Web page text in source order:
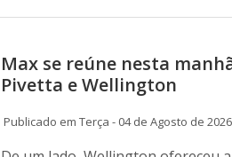
Max se reúne nesta
Pivetta e Wellington
Publicado em Terça - 04 de Agosto de